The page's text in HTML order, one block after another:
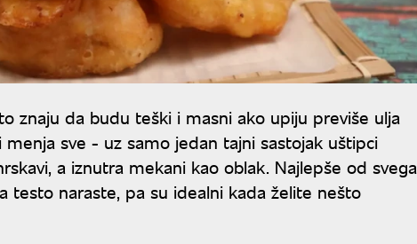
znaju da budu teški i masni ako upiju previše ulja
sve - uz samo jedan tajni sastojak uštipci
a iznutra mekani kao oblak. Najlepše od svega
testo naraste, pa su idealni kada želite nešto